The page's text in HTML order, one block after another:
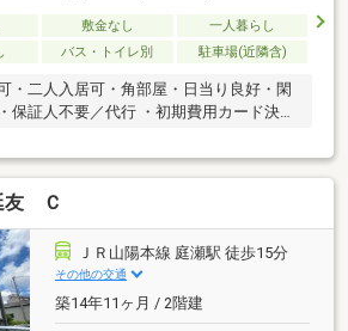
敷金なし
一人暮らし
バス・トイレ別 駐車場(近隣含)
・二人入居可・角部屋・日当り良好・閑
保証人不要／代行 ・初期費用カード決済
友 Ｃ
ＪＲ山陽本線 庭瀬駅 徒歩15分
その他の交通
築14年11ヶ月 / 2階建